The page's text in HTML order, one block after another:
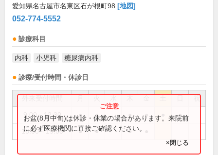
愛知県名古屋市名東区石が根町98 [地図]
052-774-5552
診療科目
内科 小児科 糖尿病内科
診療/受付時間・休診日
祝
9:00～12:30 ● ● ● ● ●
16:00～19:00 ● ● ●
お盆(8月中旬)は休診・休業の場合があります。来院前
に必ず医療機関に直接ご確認ください。
×閉じる